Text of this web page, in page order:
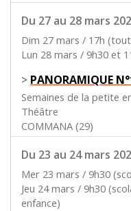
Du 27 au 28 mars
Dim 27 mars / 17h
Lun 28 mars / 9h30 et
> PANORAMIQUE
Semaines de la petite
Théâtre
COMMANA (29)
Du 23 au 24 mars
Mer 23 mars / 9h30
Jeu 24 mars / 9h30
enfance)